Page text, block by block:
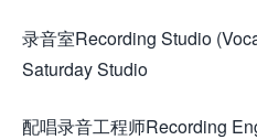
录音室Recording Studio
Saturday Studio
配唱录音工程师Recording